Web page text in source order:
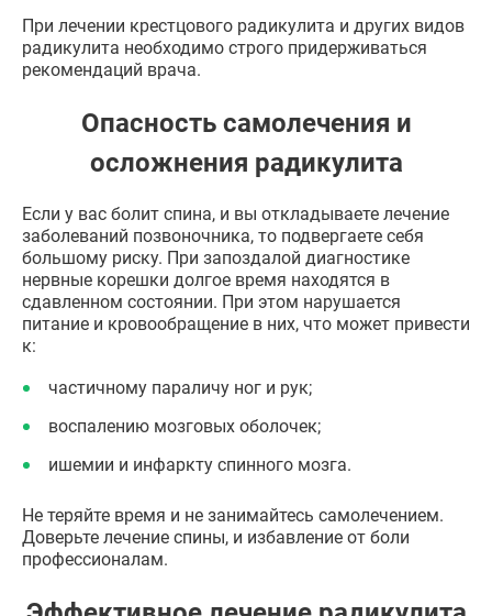
При лечении крестцового радикулита и других видов
радикулита необходимо строго придерживаться
рекомендаций врача.
Опасность самолечения и
осложнения радикулита
Если у вас болит спина, и вы откладываете лечение
заболеваний позвоночника, то подвергаете себя
большому риску. При запоздалой диагностике
нервные корешки долгое время находятся в
сдавленном состоянии. При этом нарушается
питание и кровообращение в них, что может привести
к:
частичному параличу ног и рук;
воспалению мозговых оболочек;
ишемии и инфаркту спинного мозга.
Не теряйте время и не занимайтесь самолечением.
Доверьте лечение спины, и избавление от боли
профессионалам.